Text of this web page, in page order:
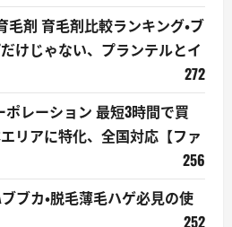
剤 育毛剤比較ランキング・ブ
けじゃない、プランテルとイ
272
ポレーション 最短3時間で買
リアに特化、全国対応【ファ
256
ブカ・脱毛薄毛ハゲ必見の使
252